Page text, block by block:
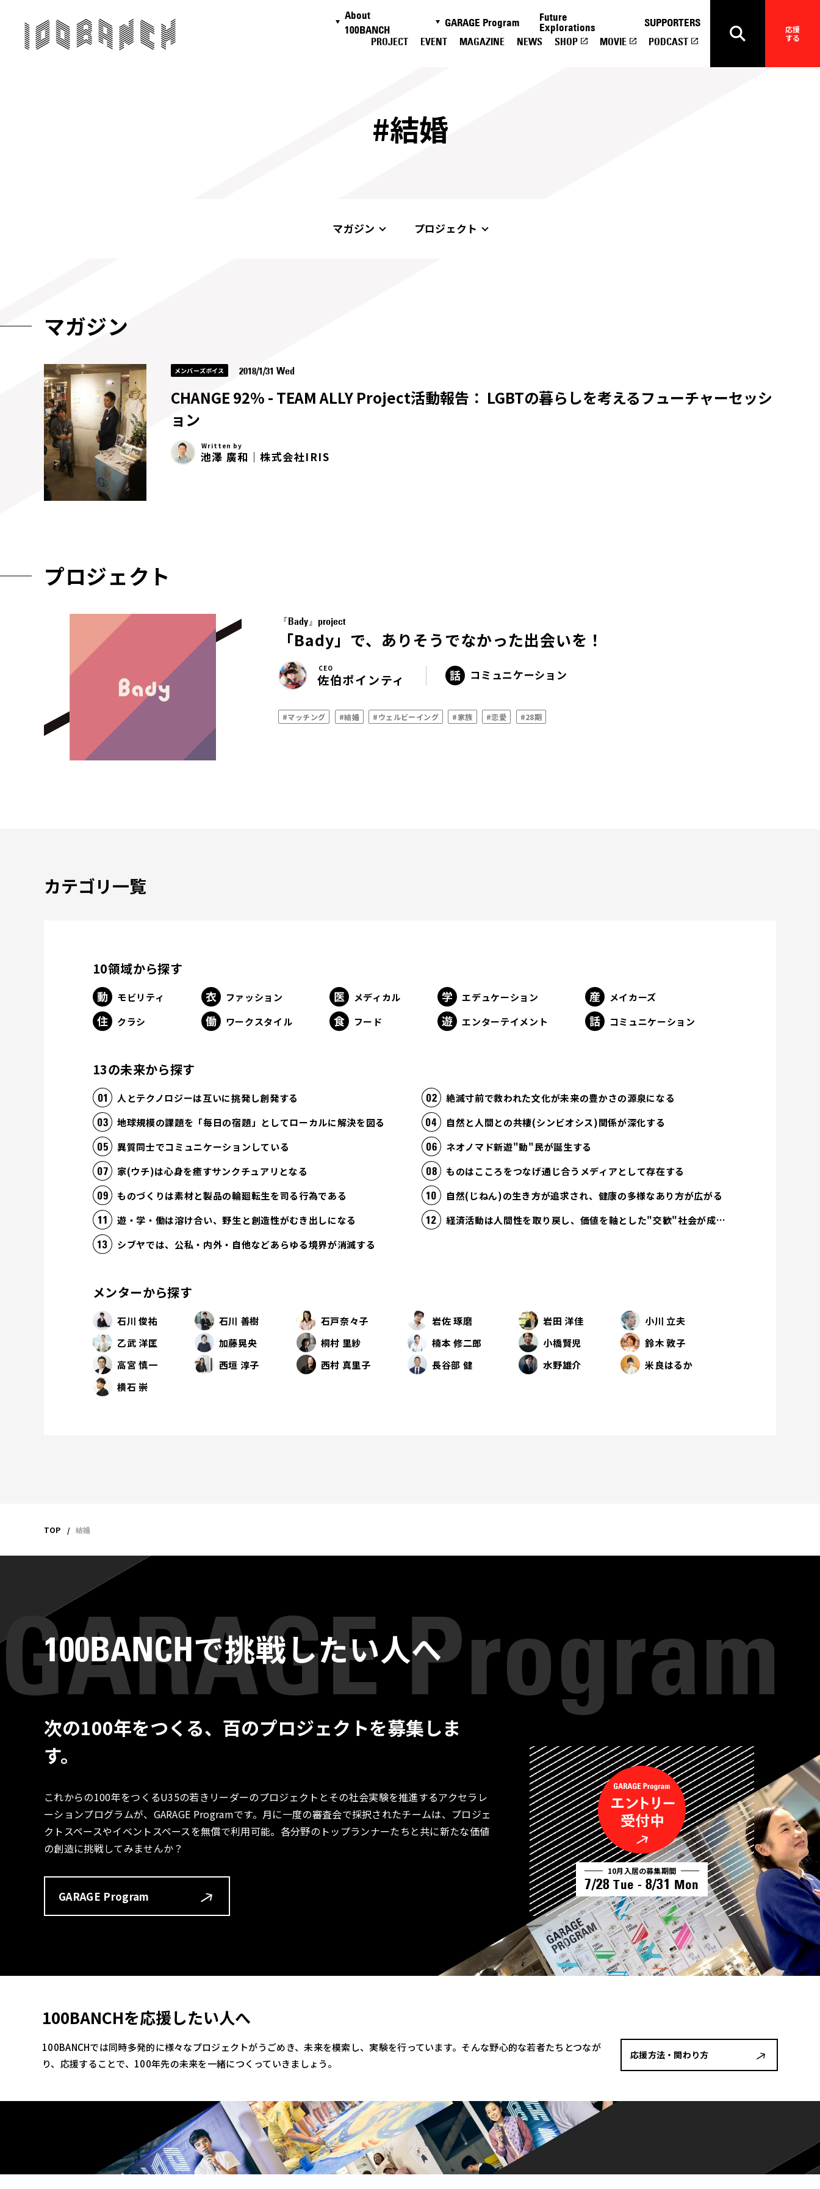
応援
する
About
100BANCH
GARAGE Program
Future
Explorations
SUPPORTERS
PROJECT
EVENT MAGAZINE NEWS SHOP MOVIE PODCAST
#結婚
マガジン プロジェクト
マガジン
メンバーズボイス 2018/1/31 Wed
CHANGE 92% - TEAM ALLY Project活動報告： LGBTの暮らしを考えるフューチャーセッシ
ョン
Written by
池澤 廣和｜株式会社IRIS
プロジェクト
『Bady』project
「Bady」で、ありそうでなかった出会いを！
CEO
佐伯ポインティ コミュニケーション
#マッチング #結婚 #ウェルビーイング #家族 #恋愛 #28期
カテゴリ一覧
10領域から探す
モビリティ ファッション メディカル エデュケーション
メイカーズ
クラシ
ワークスタイル フード エンターテイメント コミュニケーション
13の未来から探す
人とテクノロジーは互いに挑発し創発する
絶滅寸前で救われた文化が未来の豊かさの源泉になる
地球規模の課題を「毎日の宿題」としてローカルに解決を図る
自然と人間との共棲(シンビオシス)関係が深化する
異質同士でコミュニケーションしている
ネオノマド新遊"動"民が誕生する
家(ウチ)は心身を癒すサンクチュアリとなる
ものはこころをつなげ通じ合うメディアとして存在する
ものづくりは素材と製品の輪廻転生を司る行為である
自然(じねん)の生き方が追求され、健康の多様なあり方が広がる
遊・学・働は溶け合い、野生と創造性がむき出しになる
経済活動は人間性を取り戻し、価値を軸とした"交歓"社会が成立する
シブヤでは、公私・内外・自他などあらゆる境界が消滅する
メンターから探す
石川 俊祐 石川 善樹 石戸奈々子 岩佐 琢磨 岩田 洋佳
小川 立夫
乙武 洋匡
加藤晃央 桐村 里紗 楠本 修二郎 小橋賢児
鈴木 敦子
高宮 慎一
西垣 淳子 西村 真里子 長谷部 健 水野雄介
米良はるか
横石 崇
TOP 結婚
100BANCHで挑戦したい人へ
次の100年をつくる、百のプロジェクトを募集しま
す。
これからの100年をつくるU35の若きリーダーのプロジェクトとその社会実験を推進するアクセラレ
ーションプログラムが、GARAGE Programです。月に一度の審査会で採択されたチームは、プロジェ
クトスペースやイベントスペースを無償で利用可能。各分野のトップランナーたちと共に新たな価値
の創造に挑戦してみませんか？
GARAGE Program
10月入居の募集期間
7/28 Tue - 8/31 Mon
100BANCHを応援したい人へ
100BANCHでは同時多発的に様々なプロジェクトがうごめき、未来を模索し、実験を行っています。そんな野心的な若者たちとつなが
り、応援することで、100年先の未来を一緒につくっていきましょう。
応援方法・関わり方